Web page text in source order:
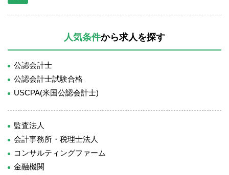
人気条件から求人を探す
公認会計士
公認会計士試験合格
USCPA(米国公認会計士)
監査法人
会計事務所・税理士法人
コンサルティングファーム
金融機関